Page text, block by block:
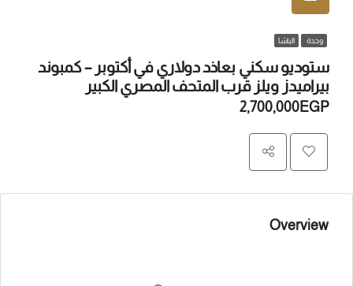
وحدة الباشا
ستوديو سكني بعاذد دولاري في أكتوبر – كمبوند
بيراميدز ويلز قرب المتحف المصري الكبير
2,700,000EGP
Overview